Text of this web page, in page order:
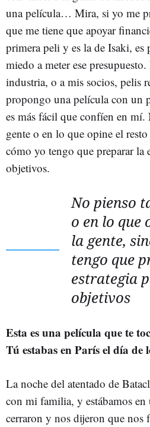
una película… Mira, si yo me
que me tiene que apoyar
primera peli y es la de Isaki, es
miedo a meter ese
industria, o a mis socios, pelis
propongo una película con un
es más fácil que confíen en
gente o en lo que opine el
cómo yo tengo que preparar la
objetivos.
No pienso
o en lo que
la gente,
tengo que
estrategia
objetivos
Esta es una película que te
Tú estabas en París el día de
La noche del atentado de
con mi familia, y estábamos en
cerraron y nos dijeron que nos